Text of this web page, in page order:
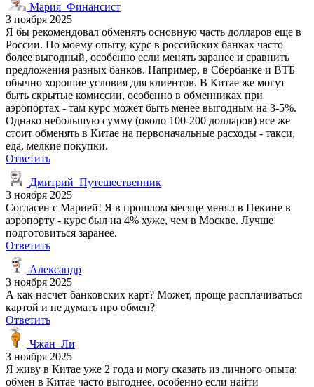
Мария_Финансист
3 ноября 2025
Я бы рекомендовал обменять основную часть долларов еще в
России. По моему опыту, курс в российских банках часто
более выгодный, особенно если менять заранее и сравнить
предложения разных банков. Например, в Сбербанке и ВТБ
обычно хорошие условия для клиентов. В Китае же могут
быть скрытые комиссии, особенно в обменниках при
аэропортах - там курс может быть менее выгодным на 3-5%.
Однако небольшую сумму (около 100-200 долларов) все же
стоит обменять в Китае на первоначальные расходы - такси,
еда, мелкие покупки.
Ответить
Дмитрий_Путешественник
3 ноября 2025
Согласен с Марией! Я в прошлом месяце менял в Пекине в
аэропорту - курс был на 4% хуже, чем в Москве. Лучше
подготовиться заранее.
Ответить
Александр
3 ноября 2025
А как насчет банковских карт? Может, проще расплачиваться
картой и не думать про обмен?
Ответить
Чжан_Ли
3 ноября 2025
Я живу в Китае уже 2 года и могу сказать из личного опыта:
обмен в Китае часто выгоднее, особенно если найти